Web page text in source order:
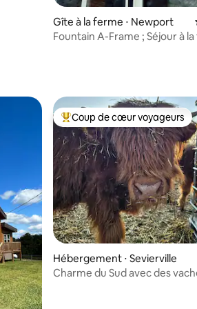
Gîte à la ferme ⋅ Newport
Fountain A-Frame ; Séjour à
: 4,99 sur 5
appréciés Coups de cœur voyageurs les
Coup de cœur voyageurs
Hébergement ⋅ Sevierville
Charme du Sud avec des